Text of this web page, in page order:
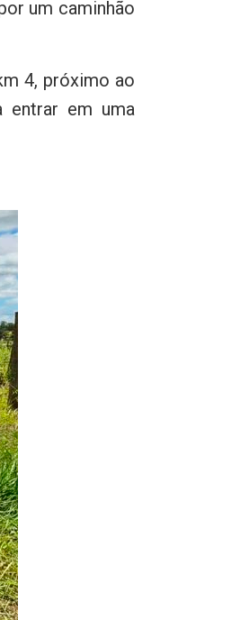
um caminhão
4, próximo ao
entrar em uma